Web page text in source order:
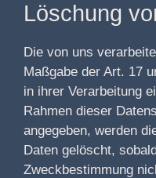
Löschung
Die von uns
Maßgabe der Art. 17
in ihrer Verarbeitung
Rahmen dieser
angegeben, werden
Daten gelöscht,
Zweckbestimmung